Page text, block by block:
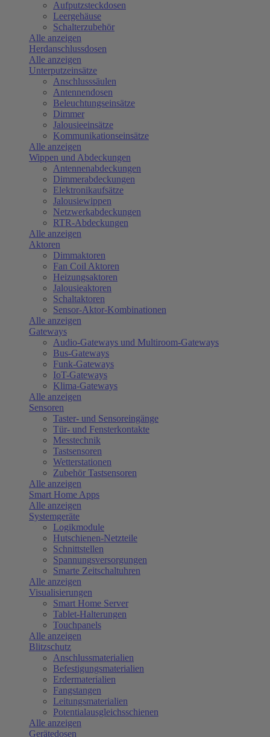
Aufputzsteckdosen
Leergehäuse
Schalterzubehör
Alle anzeigen
Herdanschlussdosen
Alle anzeigen
Unterputzeinsätze
Anschlusssäulen
Antennendosen
Beleuchtungseinsätze
Dimmer
Jalousieeinsätze
Kommunikationseinsätze
Alle anzeigen
Wippen und Abdeckungen
Antennenabdeckungen
Dimmerabdeckungen
Elektronikaufsätze
Jalousiewippen
Netzwerkabdeckungen
RTR-Abdeckungen
Alle anzeigen
Aktoren
Dimmaktoren
Fan Coil Aktoren
Heizungsaktoren
Jalousieaktoren
Schaltaktoren
Sensor-Aktor-Kombinationen
Alle anzeigen
Gateways
Audio-Gateways und Multiroom-Gateways
Bus-Gateways
Funk-Gateways
IoT-Gateways
Klima-Gateways
Alle anzeigen
Sensoren
Taster- und Sensoreingänge
Tür- und Fensterkontakte
Messtechnik
Tastsensoren
Wetterstationen
Zubehör Tastsensoren
Alle anzeigen
Smart Home Apps
Alle anzeigen
Systemgeräte
Logikmodule
Hutschienen-Netzteile
Schnittstellen
Spannungsversorgungen
Smarte Zeitschaltuhren
Alle anzeigen
Visualisierungen
Smart Home Server
Tablet-Halterungen
Touchpanels
Alle anzeigen
Blitzschutz
Anschlussmaterialien
Befestigungsmaterialien
Erdermaterialien
Fangstangen
Leitungsmaterialien
Potentialausgleichsschienen
Alle anzeigen
Gerätedosen